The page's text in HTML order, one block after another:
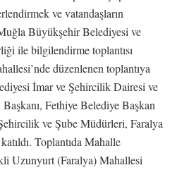
ve vatandaşların
Büyükşehir Belediyesi ve
ile bilgilendirme toplantısı
düzenlenen toplantıya
İmar ve Şehircilik Dairesi ve
Fethiye Belediye Başkan
ve Şube Müdürleri, Faralya
Toplantıda Mahalle
Uzunyurt (Faralya) Mahallesi